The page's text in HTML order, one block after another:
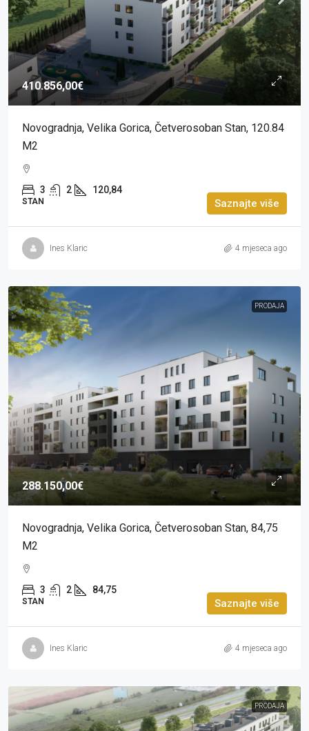
410.856,00€
Novogradnja, Velika Gorica, Četverosoban Stan, 120.84
M2
3 2 120,84
STAN Saznajte više
Ines Klaric 4 mjeseca ago
PRODAJA
288.150,00€
Novogradnja, Velika Gorica, Četverosoban Stan, 84,75
M2
3 2 84,75
STAN Saznajte više
Ines Klaric 4 mjeseca ago
PRODAJA